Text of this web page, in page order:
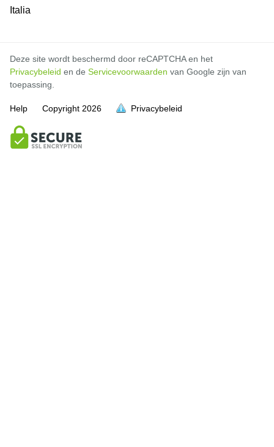
Italia
Deze site wordt beschermd door reCAPTCHA en het
Privacybeleid en de Servicevoorwaarden van Google zijn van
toepassing.
Help Copyright 2026 Privacybeleid